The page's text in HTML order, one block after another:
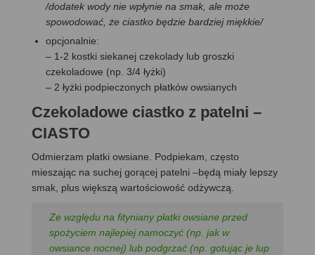
/dodatek wody nie wpłynie na smak, ale może
spowodować, że ciastko będzie bardziej miękkie/
opcjonalnie:
– 1-2 kostki siekanej czekolady lub groszki
czekoladowe (np. 3/4 łyżki)
– 2 łyżki podpieczonych płatków owsianych
Czekoladowe ciastko z patelni –
CIASTO
Odmierzam płatki owsiane. Podpiekam, często
mieszając na suchej gorącej patelni –będą miały lepszy
smak, plus większą wartościowość odżywczą.
Ze względu na fityniany płatki owsiane przed
spożyciem najlepiej namoczyć (np. jak w
owsiance nocnej) lub podgrzać (np. gotując je lup